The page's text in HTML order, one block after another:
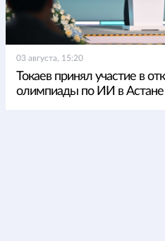
03 августа, 15:20
Токаев принял участие в
олимпиады по ИИ в Астане